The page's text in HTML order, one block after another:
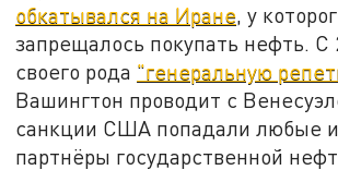
обкатывался на Иране, у
запрещалось покупать нефть. С
своего рода "генеральную
Вашингтон проводит с
санкции США попадали любые
партнёры государственной